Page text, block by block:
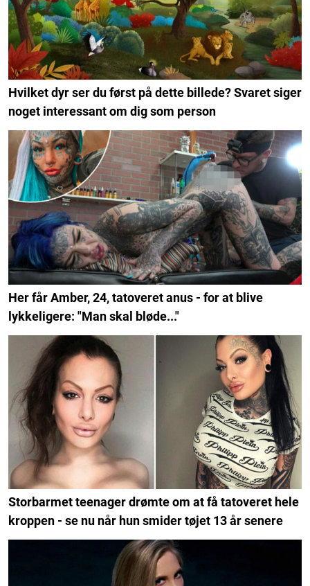
Hvilket dyr ser du først på dette billede? Svaret siger
noget interessant om dig som person
Her får Amber, 24, tatoveret anus - for at blive
lykkeligere: "Man skal bløde..."
Storbarmet teenager drømte om at få tatoveret hele
kroppen - se nu når hun smider tøjet 13 år senere